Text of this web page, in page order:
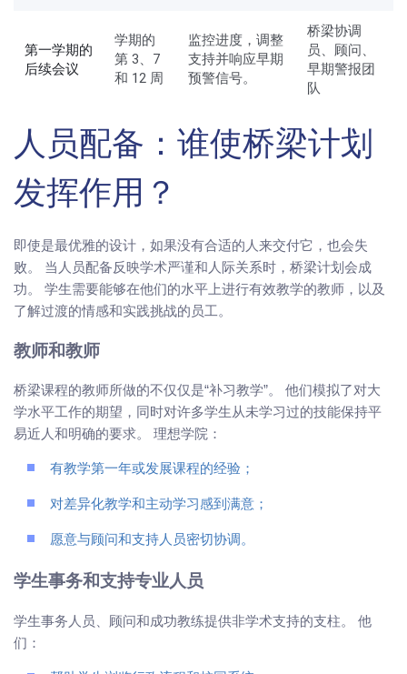
第一学期的
后续会议
学期的
第 3、7
和 12 周
监控进度，调整
支持并响应早期
预警信号。
桥梁协调
员、顾问、
早期警报团
队
人员配备：谁使桥梁计划
发挥作用？
即使是最优雅的设计，如果没有合适的人来交付它，也会失
败。 当人员配备反映学术严谨和人际关系时，桥梁计划会成
功。 学生需要能够在他们的水平上进行有效教学的教师，以及
了解过渡的情感和实践挑战的员工。
教师和教师
桥梁课程的教师所做的不仅仅是“补习教学”。 他们模拟了对大
学水平工作的期望，同时对许多学生从未学习过的技能保持平
易近人和明确的要求。 理想学院：
有教学第一年或发展课程的经验；
对差异化教学和主动学习感到满意；
愿意与顾问和支持人员密切协调。
学生事务和支持专业人员
学生事务人员、顾问和成功教练提供非学术支持的支柱。 他
们：